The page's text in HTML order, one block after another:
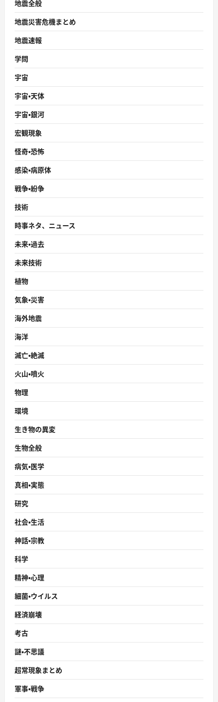
地震全般
地震災害危機まとめ
地震速報
学問
宇宙
宇宙・天体
宇宙・銀河
宏観現象
怪奇・恐怖
感染・病原体
戦争・紛争
技術
時事ネタ、ニュース
未来・過去
未来技術
植物
気象・災害
海外地震
海洋
滅亡・絶滅
火山・噴火
物理
環境
生き物の異変
生物全般
病気・医学
真相・実態
研究
社会・生活
神話・宗教
科学
精神・心理
細菌・ウイルス
経済崩壊
考古
謎・不思議
超常現象まとめ
軍事・戦争